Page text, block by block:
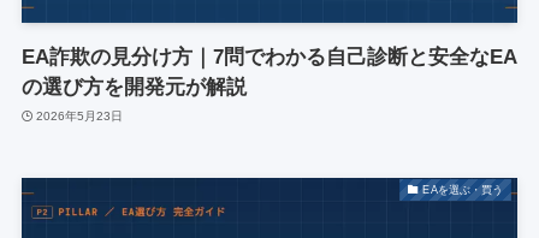
EA詐欺の見分け方｜7問でわかる自己診断と安全なEA
の選び方を開発元が解説
2026年5月23日
EAを選ぶ・買う